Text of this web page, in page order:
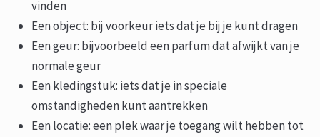
vinden
Een object: bij voorkeur iets dat je bij je kunt dragen
Een geur: bijvoorbeeld een parfum dat afwijkt van je
normale geur
Een kledingstuk: iets dat je in speciale
omstandigheden kunt aantrekken
Een locatie: een plek waar je toegang wilt hebben tot